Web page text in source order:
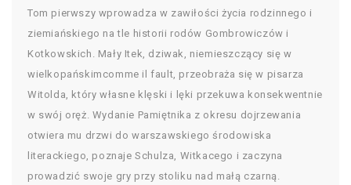
Tom pierwszy wprowadza w zawiłości życia rodzinnego i
ziemiańskiego na tle historii rodów Gombrowiczów i
Kotkowskich. Mały Itek, dziwak, niemieszczący się w
wielkopańskimcomme il fault, przeobraża się w pisarza
Witolda, który własne klęski i lęki przekuwa konsekwentnie
w swój oręż. Wydanie Pamiętnika z okresu dojrzewania
otwiera mu drzwi do warszawskiego środowiska
literackiego, poznaje Schulza, Witkacego i zaczyna
prowadzić swoje gry przy stoliku nad małą czarną.